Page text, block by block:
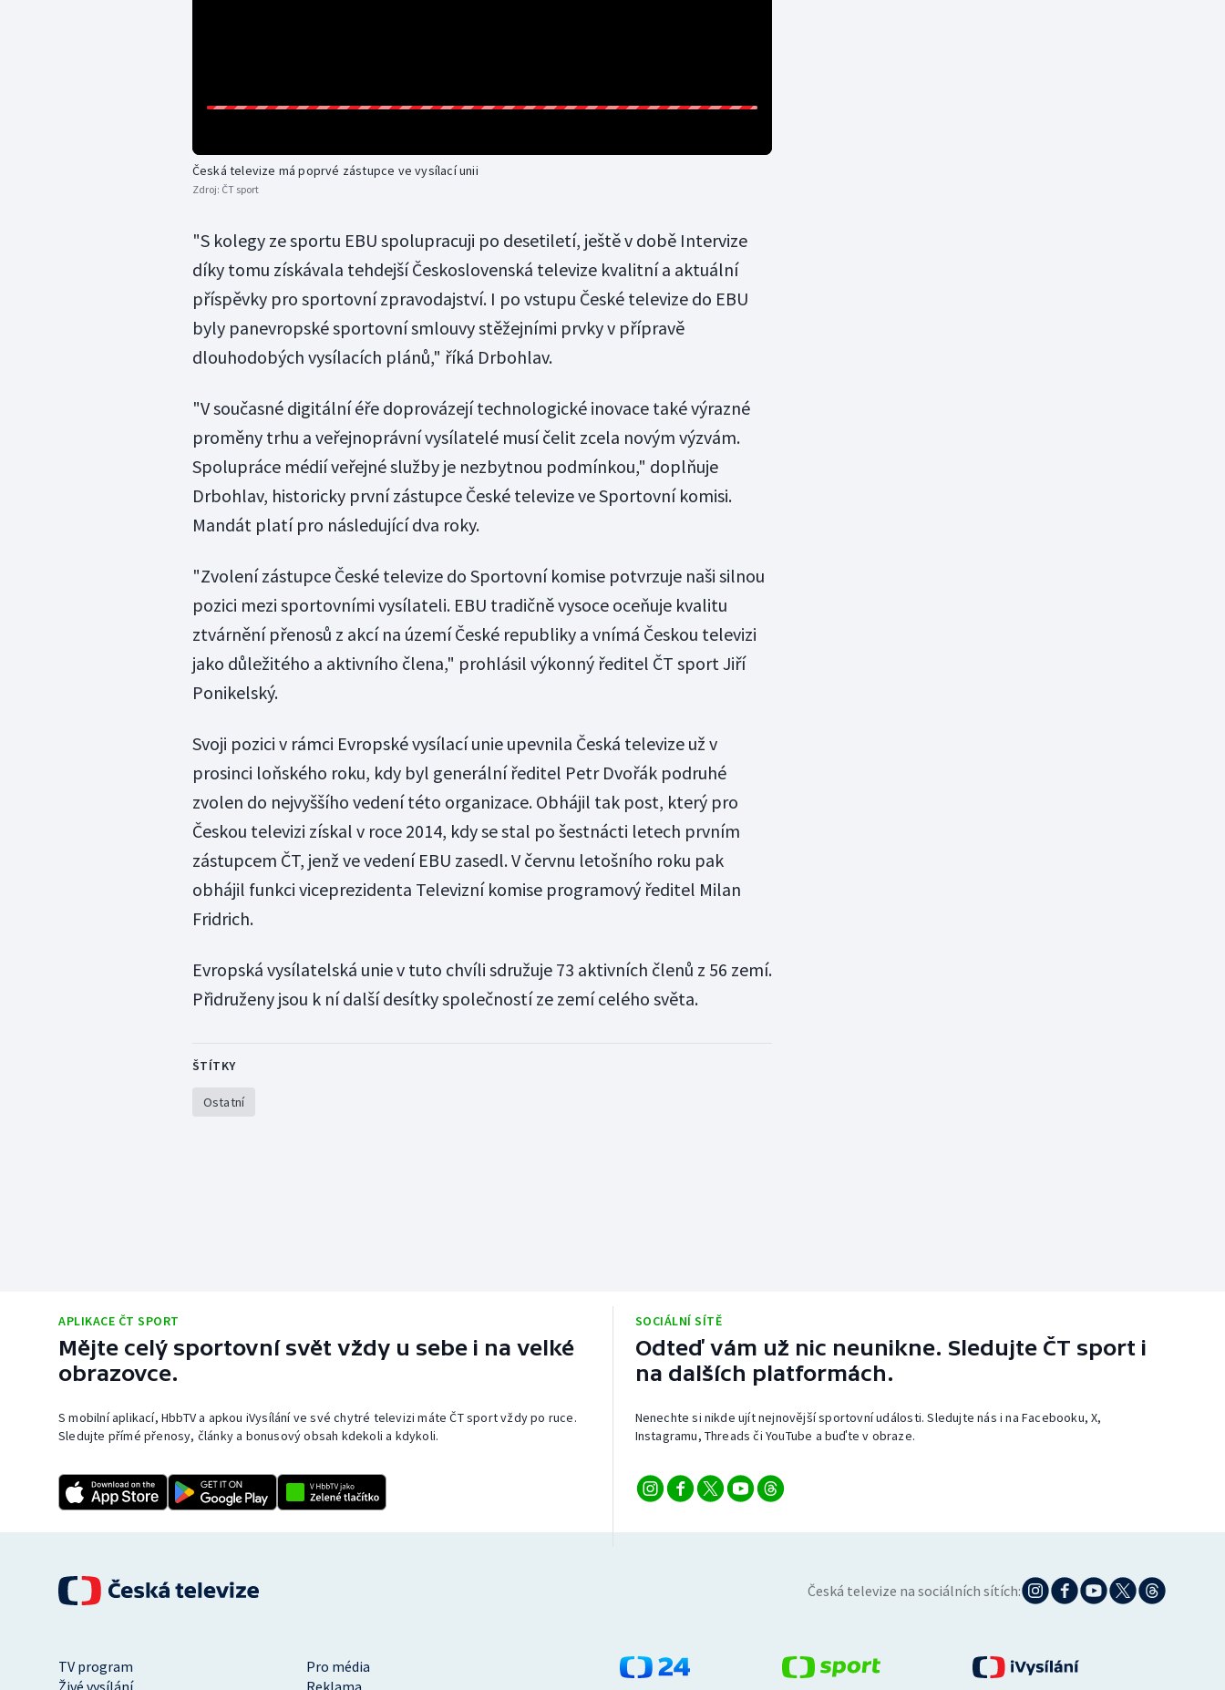
Česká televize má poprvé zástupce ve vysílací unii
Zdroj: ČT sport
"S kolegy ze sportu EBU spolupracuji po desetiletí, ještě v době Intervize
díky tomu získávala tehdejší Československá televize kvalitní a aktuální
příspěvky pro sportovní zpravodajství. I po vstupu České televize do EBU
byly panevropské sportovní smlouvy stěžejními prvky v přípravě
dlouhodobých vysílacích plánů," říká Drbohlav.
"V současné digitální éře doprovázejí technologické inovace také výrazné
proměny trhu a veřejnoprávní vysílatelé musí čelit zcela novým výzvám.
Spolupráce médií veřejné služby je nezbytnou podmínkou," doplňuje
Drbohlav, historicky první zástupce České televize ve Sportovní komisi.
Mandát platí pro následující dva roky.
"Zvolení zástupce České televize do Sportovní komise potvrzuje naši silnou
pozici mezi sportovními vysílateli. EBU tradičně vysoce oceňuje kvalitu
ztvárnění přenosů z akcí na území České republiky a vnímá Českou televizi
jako důležitého a aktivního člena," prohlásil výkonný ředitel ČT sport Jiří
Ponikelský.
Svoji pozici v rámci Evropské vysílací unie upevnila Česká televize už v
prosinci loňského roku, kdy byl generální ředitel Petr Dvořák podruhé
zvolen do nejvyššího vedení této organizace. Obhájil tak post, který pro
Českou televizi získal v roce 2014, kdy se stal po šestnácti letech prvním
zástupcem ČT, jenž ve vedení EBU zasedl. V červnu letošního roku pak
obhájil funkci viceprezidenta Televizní komise programový ředitel Milan
Fridrich.
Evropská vysílatelská unie v tuto chvíli sdružuje 73 aktivních členů z 56 zemí.
Přidruženy jsou k ní další desítky společností ze zemí celého světa.
ŠTÍTKY
Ostatní
APLIKACE ČT SPORT
Mějte celý sportovní svět vždy u sebe i na velké
obrazovce.
S mobilní aplikací, HbbTV a apkou iVysílání ve své chytré televizi máte ČT sport vždy po ruce.
Sledujte přímé přenosy, články a bonusový obsah kdekoli a kdykoli.
SOCIÁLNÍ SÍTĚ
Odteď vám už nic neunikne. Sledujte ČT sport i
na dalších platformách.
Nenechte si nikde ujít nejnovější sportovní události. Sledujte nás i na Facebooku, X,
Instagramu, Threads či YouTube a buďte v obraze.
Česká televize na sociálních sítích:
TV program
Pro média